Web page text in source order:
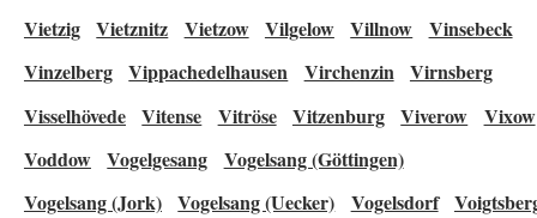
Vietzig Vietznitz Vietzow Vilgelow Villnow
Vinsebeck
Vinzelberg Vippachedelhausen Virchenzin Virnsberg
Visselhövede Vitense Vitröse Vitzenburg Viverow
Vixow
Voddow Vogelgesang
Vogelsang (Göttingen)
Vogelsang (Jork) Vogelsang (Uecker) Vogelsdorf